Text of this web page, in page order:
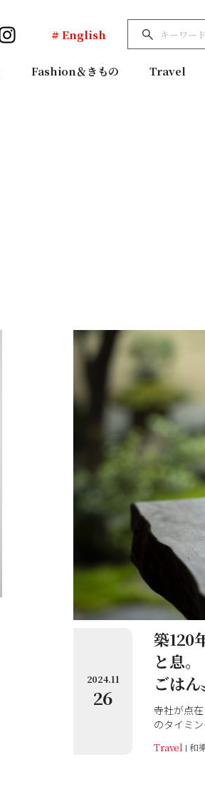
# English
Fashion＆きもの Travel
2024.11
26
築120
と息
ごはん
寺社が点
のタイミ
Travel 和